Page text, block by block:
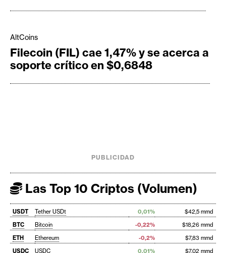
AltCoins
Filecoin (FIL) cae 1,47% y se acerca a
soporte crítico en $0,6848
PUBLICIDAD
Las Top 10 Criptos (Volumen)
USDT Tether USDt 0,01%
$42,5 mmd
BTC
Bitcoin -0,22%
$18,26 mmd
ETH
Ethereum -0,2%
$7,83 mmd
USDC
USDC 0,01% $7,02 mmd